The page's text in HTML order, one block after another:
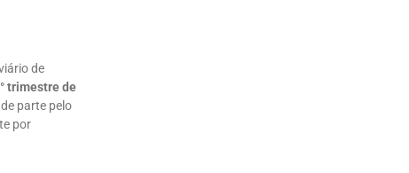
de
trimestre de
parte pelo
por